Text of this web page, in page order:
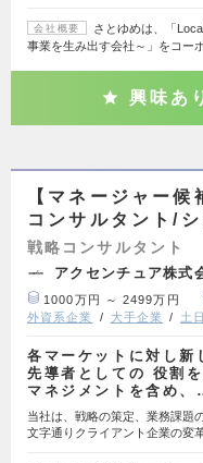
会社概要
さとゆめは、「
事業を生み出す会社～」をコー
興味あ
【マネージャー
コンサルタント/
戦略コンサルタント
アクセンチュア株式
1000万円 ～ 2499万円
外資系企業
大手企業 土
各マーケットに対し新
先導者としての 役割
マネジメントを含め、
当社は、戦略の策定、業務課題
文字通りクライアント企業の変